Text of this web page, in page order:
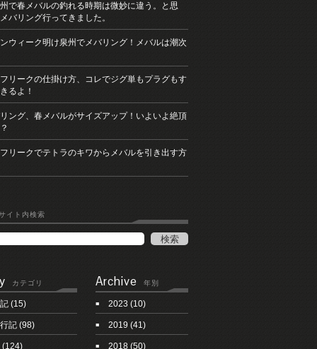
で春メバルの釣れる時期は微妙に違う。と思
バリング行ってきました。
ウィーク明け泉州でメバリング！メバルは潮次
リークの仕掛け方、コレでジグ単もプラグもす
るよ！
ング、春メバルがサイズアップ！いよいよ絶頂
リークでテトラのキワからメバルを引き出す方
イト内検索
カテゴリ
(15)
記 (98)
(124)
Archive 年別
2023 (10)
2019 (41)
2018 (50)